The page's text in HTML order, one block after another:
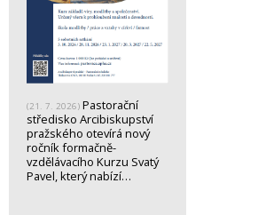
(21. 7. 2026) Pastorační
středisko Arcibiskupství
pražského otevírá nový
ročník formačně-
vzdělávacího Kurzu Svatý
Pavel, který nabízí…